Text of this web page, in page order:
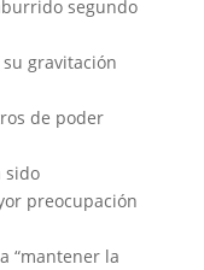
segundo
gravitación
de poder
sido
preocupación
“mantener la